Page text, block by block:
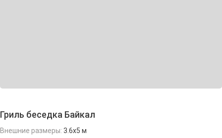
Гриль беседка Байкал
Внешние размеры: 3.6х5 м